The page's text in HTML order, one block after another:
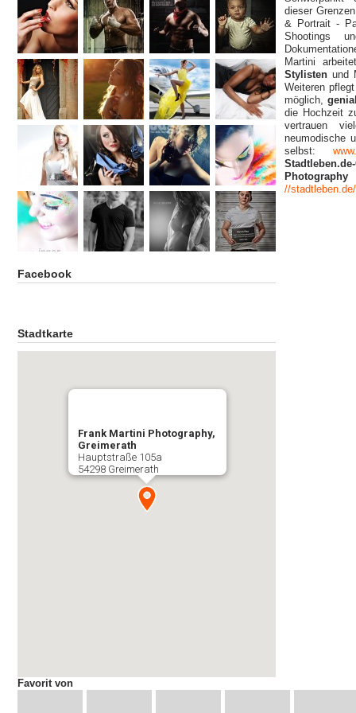
Facebook
Stadtkarte
Frank Martini Photography,
Greimerath
Hauptstraße 105a
54298 Greimerath
dieser
& Portrait -
Shootings
Martini
Stylistenund
Weiteren
möglich,
die Hochzeit
vertrauen
neumodische
selbst:
Photography
//
Favorit von